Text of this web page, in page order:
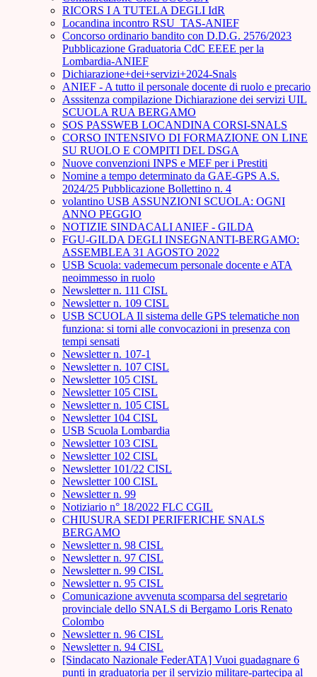
RICORS I A TUTELA DEGLI IdR
Locandina incontro RSU_TAS-ANIEF
Concorso ordinario bandito con D.D.G. 2576/2023
Pubblicazione Graduatoria CdC EEEE per la
Lombardia-ANIEF
Dichiarazione+dei+servizi+2024-Snals
ANIEF - A tutto il personale docente di ruolo e precario
Asssitenza compilazione Dichiarazione dei servizi UIL
SCUOLA RUA BERGAMO
SOS PASSWEB LOCANDINA CORSI-SNALS
CORSO INTENSIVO DI FORMAZIONE ON LINE
SU RUOLO E COMPITI DEL DSGA
Nuove convenzioni INPS e MEF per i Prestiti
Nomine a tempo determinato da GAE-GPS A.S.
2024/25 Pubblicazione Bollettino n. 4
volantino USB ASSUNZIONI SCUOLA: OGNI
ANNO PEGGIO
NOTIZIE SINDACALI ANIEF - GILDA
FGU-GILDA DEGLI INSEGNANTI-BERGAMO:
ASSEMBLEA 31 AGOSTO 2022
USB Scuola: vademecum personale docente e ATA
neoimmesso in ruolo
Newsletter n. 111 CISL
Newsletter n. 109 CISL
USB SCUOLA Il sistema delle GPS telematiche non
funziona: si torni alle convocazioni in presenza con
tempi sensati
Newsletter n. 107-1
Newsletter n. 107 CISL
Newsletter 105 CISL
Newsletter 105 CISL
Newsletter n. 105 CISL
Newsletter 104 CISL
USB Scuola Lombardia
Newsletter 103 CISL
Newsletter 102 CISL
Newsletter 101/22 CISL
Newsletter 100 CISL
Newsletter n. 99
Notiziario n° 18/2022 FLC CGIL
CHIUSURA SEDI PERIFERICHE SNALS
BERGAMO
Newsletter n. 98 CISL
Newsletter n. 97 CISL
Newsletter n. 99 CISL
Newsletter n. 95 CISL
Comunicazione avvenuta scomparsa del segretario
provinciale dello SNALS di Bergamo Loris Renato
Colombo
Newsletter n. 96 CISL
Newsletter n. 94 CISL
[Sindacato Nazionale FederATA] Vuoi guadagnare 6
punti in graduatoria per il servizio militare-partecipa al